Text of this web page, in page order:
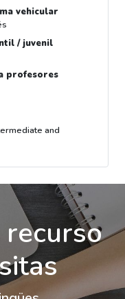
vehicular
/ juvenil
profesores
and